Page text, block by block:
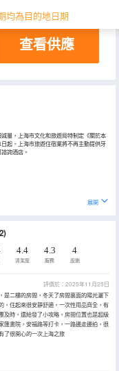
均為目的地日期
電視機
查看供應
量，上海市文化和旅遊局特制定《關於本
起，上海市旅遊住宿業將不再主動提供牙
詢酒店。
展開
4.4
清潔度
4.3
服務
4
設施
評價於：2025年11月25日
是二樓的房間，冬天了房間裏面的陽光灑下
，住起來很安靜舒適，一次性用品齊全，有
及時，還給發了小攻略，房間位置也是超級
匯書院，安福路等打卡，一路邊走邊拍，很
了很開心的一次上海之旅